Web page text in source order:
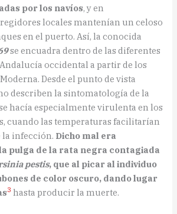
por los navíos, y en
locales mantenían un celoso
en el puerto. Así, la conocida
se encuadra dentro de las diferentes
occidental a partir de los
Desde el punto de vista
describen la sintomatología de la
hacía especialmente virulenta en los
cuando las temperaturas facilitarían
la infección. Dicho mal era
pulga de la rata negra contagiada
pestis, que al picar al individuo
de color oscuro, dando lugar
3 hasta producir la muerte.